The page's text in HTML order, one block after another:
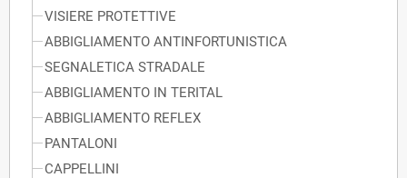
VISIERE PROTETTIVE
ABBIGLIAMENTO ANTINFORTUNISTICA
SEGNALETICA STRADALE
ABBIGLIAMENTO IN TERITAL
ABBIGLIAMENTO REFLEX
PANTALONI
CAPPELLINI